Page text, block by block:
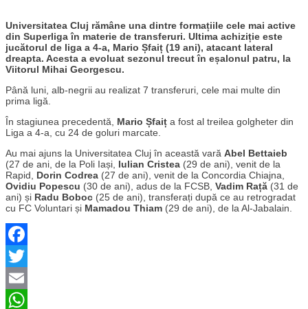
Universitatea Cluj rămâne una dintre formațiile cele mai active
din Superliga în materie de transferuri. Ultima achiziție este
jucătorul de liga a 4-a, Mario Șfaiț (19 ani), atacant lateral
dreapta. Acesta a evoluat sezonul trecut în eșalonul patru, la
Viitorul Mihai Georgescu.
Până luni, alb-negrii au realizat 7 transferuri, cele mai multe din
prima ligă.
În stagiunea precedentă, Mario Șfaiț a fost al treilea golgheter din
Liga a 4-a, cu 24 de goluri marcate.
Au mai ajuns la Universitatea Cluj în această vară Abel Bettaieb
(27 de ani, de la Poli Iași, Iulian Cristea (29 de ani), venit de la
Rapid, Dorin Codrea (27 de ani), venit de la Concordia Chiajna,
Ovidiu Popescu (30 de ani), adus de la FCSB, Vadim Rață (31 de
ani) și Radu Boboc (25 de ani), transferați după ce au retrogradat
cu FC Voluntari și Mamadou Thiam (29 de ani), de la Al-Jabalain.
Facebook
Twitter
Email